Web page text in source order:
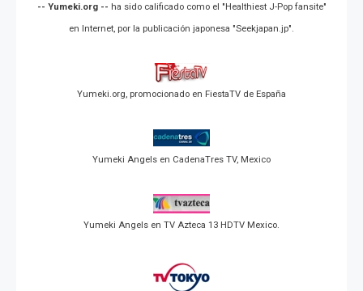
-- Yumeki.org -- ha sido calificado como el "Healthiest J-Pop fansite"
en Internet, por la publicación japonesa "Seekjapan.jp".
Yumeki.org, promocionado en FiestaTV de España
Yumeki Angels en CadenaTres TV, Mexico
Yumeki Angels en TV Azteca 13 HDTV Mexico.